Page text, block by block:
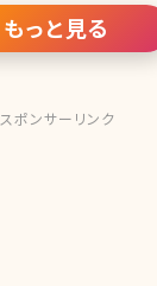
もっと見る
スポンサーリンク